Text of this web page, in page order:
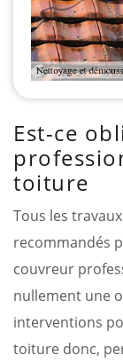
Est-ce
toiture
Tous les
recommandés
couvreur
nullement une
interventions
toiture donc,